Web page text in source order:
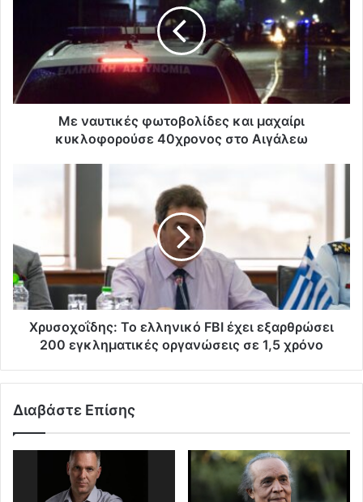
Με ναυτικές φωτοβολίδες και μαχαίρι
κυκλοφορούσε 40χρονος στο Αιγάλεω
Χρυσοχοΐδης: Το ελληνικό FBI έχει εξαρθρώσει
200 εγκληματικές οργανώσεις σε 1,5 χρόνο
Διαβάστε Επίσης